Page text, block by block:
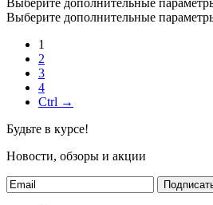
Выберите дополнительные
Выберите дополнительные
1
2
3
4
Ctrl →
Будьте в курсе!
Новости, обзоры и акции